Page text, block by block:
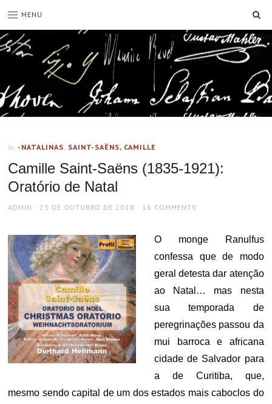
MENU
In -NATALINAS, SAINT-SAËNS, CAMILLE
Camille Saint-Saëns (1835-1921):
Oratório de Natal
AUTHOR
ADMIN
POSTED
23 DE OUTUBRO DE 2018 16 COMMENTS
O monge Ranulfus
confessa que de modo
geral detesta dar atenção
ao Natal… mas nesta
sua temporada de
peregrinações passou da
mui barroca e africana
cidade de Salvador para
a de Curitiba, que,
mesmo sendo capital de um dos estados mais caboclos do